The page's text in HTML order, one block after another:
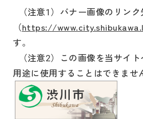
（注意1）バナー画像のリン
（https://
す。
（注意2）この画像を当サイ
用途に使用することはできませ